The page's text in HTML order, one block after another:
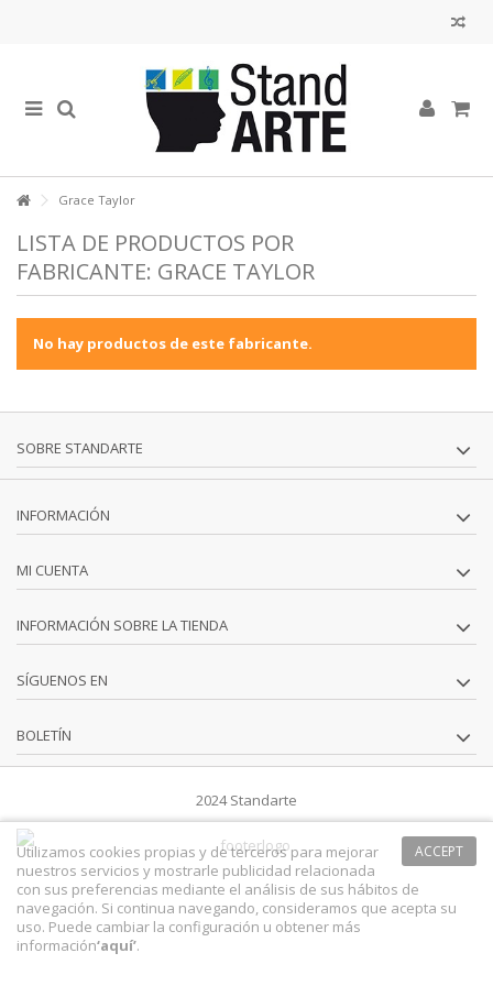
Grace Taylor
LISTA DE PRODUCTOS POR
FABRICANTE: GRACE TAYLOR
No hay productos de este fabricante.
SOBRE STANDARTE
INFORMACIÓN
MI CUENTA
INFORMACIÓN SOBRE LA TIENDA
SÍGUENOS EN
BOLETÍN
2024 Standarte
ACCEPT
Utilizamos cookies propias y de terceros para mejorar
nuestros servicios y mostrarle publicidad relacionada
con sus preferencias mediante el análisis de sus hábitos de
navegación. Si continua navegando, consideramos que acepta su
uso. Puede cambiar la configuración u obtener más
información‘aquí’.